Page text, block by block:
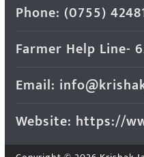
Phone: (0755)
Farmer Help Line-
Email:
Website: https://